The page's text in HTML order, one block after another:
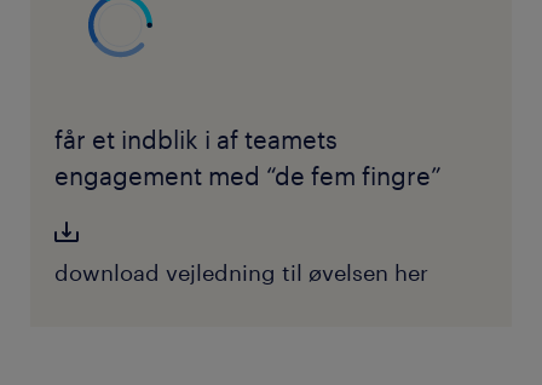
får et indblik i af teamets
engagement med “de fem fingre”
download vejledning til øvelsen her